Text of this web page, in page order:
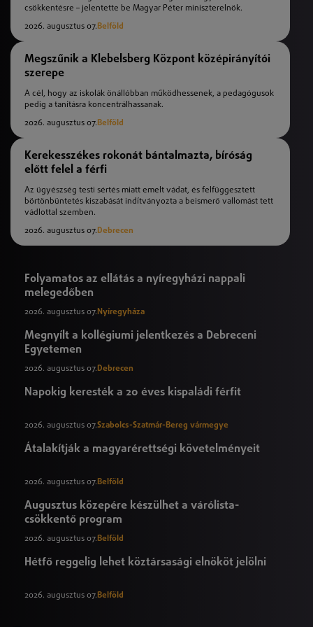
csökkentésre – jelentette be Magyar Péter miniszterelnök.
2026. augusztus 07.Belföld
Megszűnik a Klebelsberg Központ középirányítói
szerepe
A cél, hogy az iskolák önállóbban működhessenek, a pedagógusok
pedig a tanításra koncentrálhassanak.
2026. augusztus 07.Belföld
Kerekesszékes rokonát bántalmazta, bíróság
előtt felel a férfi
Az ügyészség testi sértés miatt emelt vádat, és felfüggesztett
börtönbüntetés kiszabását indítványozta a beismerő vallomást tett
vádlottal szemben.
2026. augusztus 07.Debrecen
Folyamatos az ellátás a nyíregyházi nappali
melegedőben
2026. augusztus 07. Nyíregyháza
Megnyílt a kollégiumi jelentkezés a Debreceni
Egyetemen
2026. augusztus 07.Debrecen
Napokig keresték a 20 éves kispaládi férfit
2026. augusztus 07.Szabolcs-Szatmár-Bereg vármegye
Átalakítják a magyarérettségi követelményeit
2026. augusztus 07.Belföld
Augusztus közepére készülhet a várólista-
csökkentő program
2026. augusztus 07.Belföld
Hétfő reggelig lehet köztársasági elnököt jelölni
2026. augusztus 07.Belföld